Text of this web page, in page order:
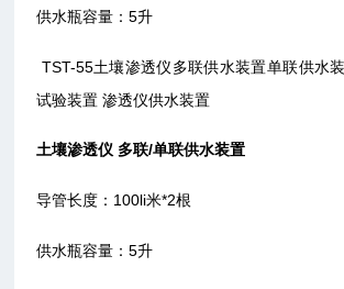
供水瓶容量：5升
TST-55土壤渗透仪多联供水装置单联供水
试验装置 渗透仪供水装置
土壤渗透仪 多联/单联供水装置
导管长度：100li米*2根
供水瓶容量：5升